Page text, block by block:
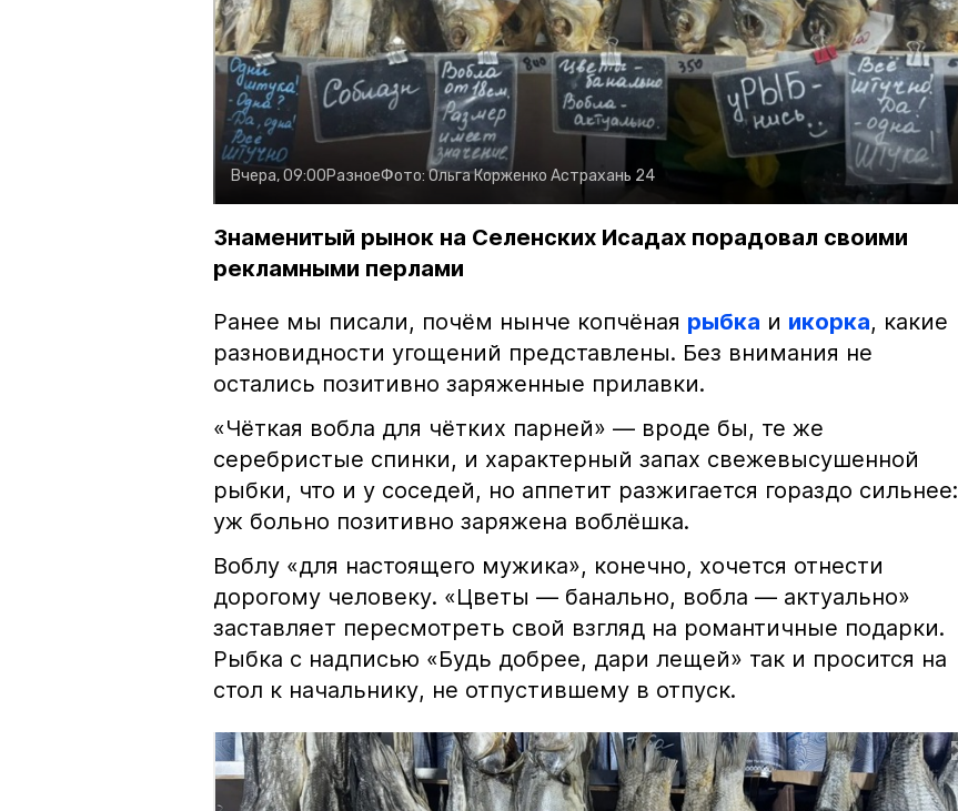
Вчера, 09:00РазноеФото:Ольга Корженко Астрахань 24
Знаменитый рынок на Селенских Исадах порадовал своими
рекламными перлами
Ранее мы писали, почём нынче копчёная рыбка и икорка, какие
разновидности угощений представлены. Без внимания не
остались позитивно заряженные прилавки.
«Чёткая вобла для чётких парней» — вроде бы, те же
серебристые спинки, и характерный запах свежевысушенной
рыбки, что и у соседей, но аппетит разжигается гораздо сильнее:
уж больно позитивно заряжена воблёшка.
Воблу «для настоящего мужика», конечно, хочется отнести
дорогому человеку. «Цветы — банально, вобла — актуально»
заставляет пересмотреть свой взгляд на романтичные подарки.
Рыбка с надписью «Будь добрее, дари лещей» так и просится на
стол к начальнику, не отпустившему в отпуск.